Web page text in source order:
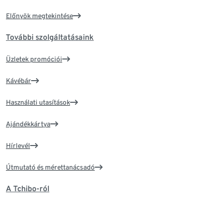
Előnyök megtekintése
További szolgáltatásaink
Üzletek promóciói
Kávébár
Használati utasítások
Ajándékkártya
Hírlevél
Útmutató és mérettanácsadó
A Tchibo-ról